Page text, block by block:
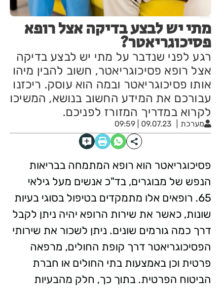
מתי יש לבצע בדיקה אצל רופא
פסיכוגריאטר?
רגע לפני שנדבר על מתי יש לבצע בדיקה
אצל רופא פסיכוגריאטר, חשוב להבין מיהו
אותו פסיכוגריאטר ובמה הוא עוסק. ריכזנו
עבורכם את המידע החשוב בנושא, המשיכו
לקרוא במדריך המזורז לפניכם.
מערכת 09.07.23 | 09:59
פסיכוגריאטר הוא רופא המתמחה בבריאות
הנפש של מבוגרים, בד"כ אנשים מעל גילאי
65. רופאים אלו מתמקדים בטיפול בסוגי בעיות
שונות, כאשר את שירות הרופא יהיה ניתן לקבל
דרך כמה גורמים שונים. ניתן לשכור את שירותי
הפסיכוגריאטר דרך קופת החולים, מרפאה
פרטית וכן באמצעות בתי החולים או חברת
הביטוח הפרטית. בתוך כך, חלק מהבעיות